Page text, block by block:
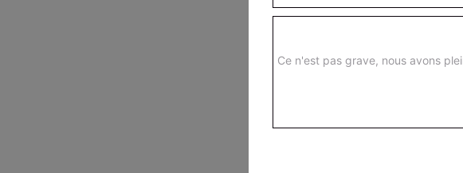
Base
Base
Ce n'est pas grave, nous avons